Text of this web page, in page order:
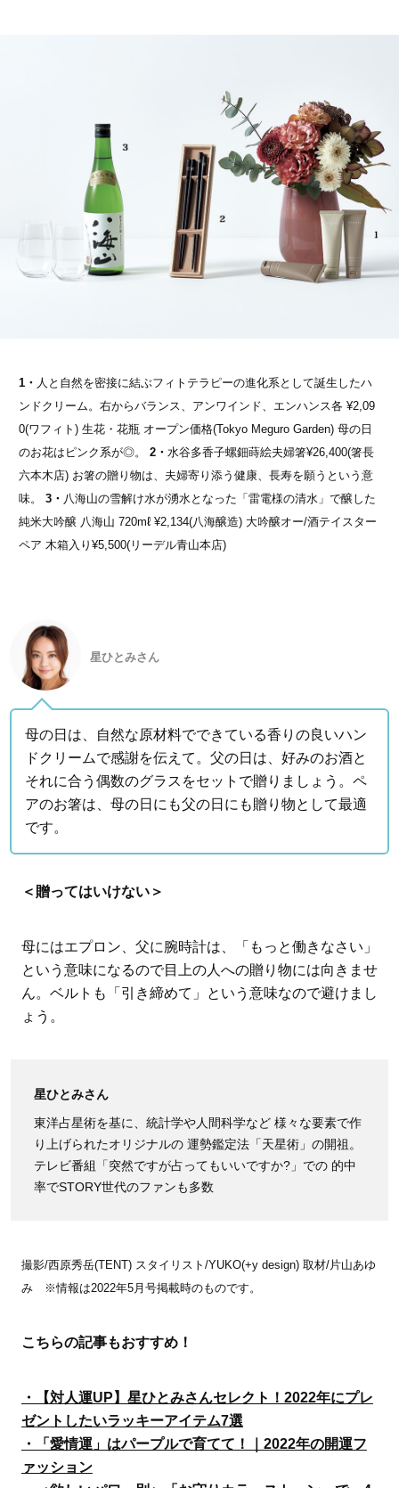
1・ 人と自然を密接に結ぶフィトテラピーの進化系として誕生したハ
ンドクリーム。右からバランス、アンワインド、エンハンス各 ¥2,09
0(ワフィト) 生花・花瓶 オープン価格(Tokyo Meguro Garden) 母の日
のお花はピンク系が◎。 2・ 水谷多香子螺鈿蒔絵夫婦箸¥26,400(箸長
六本木店) お箸の贈り物は、夫婦寄り添う健康、長寿を願うという意
味。 3・ 八海山の雪解け水が湧水となった「雷電様の清水」で醸した
純米大吟醸 八海山 720mℓ ¥2,134(八海醸造) 大吟醸オー/酒テイスター
ペア 木箱入り¥5,500(リーデル青山本店)
星ひとみさん
母の日は、自然な原材料でできている香りの良いハン
ドクリームで感謝を伝えて。父の日は、好みのお酒と
それに合う偶数のグラスをセットで贈りましょう。ペ
アのお箸は、母の日にも父の日にも贈り物として最適
です。
＜贈ってはいけない＞
母にはエプロン、父に腕時計は、「もっと働きなさい」
という意味になるので目上の人への贈り物には向きませ
ん。ベルトも「引き締めて」という意味なので避けまし
ょう。
星ひとみさん
東洋占星術を基に、統計学や人間科学など 様々な要素で作
り上げられたオリジナルの 運勢鑑定法「天星術」の開祖。
テレビ番組「突然ですが占ってもいいですか?」での 的中
率でSTORY世代のファンも多数
撮影/西原秀岳(TENT) スタイリスト/YUKO(+y design) 取材/片山あゆ
み ※情報は2022年5月号掲載時のものです。
こちらの記事もおすすめ！
・【対人運UP】星ひとみさんセレクト！2022年にプレ
ゼントしたいラッキーアイテム7選
・「愛情運」はパープルで育てて！｜2022年の開運フ
ァッション